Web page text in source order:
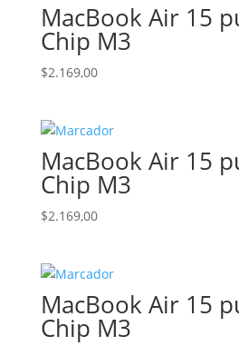
MacBook Air 15
Chip M3
$2.169,00
MacBook Air 15
Chip M3
$2.169,00
MacBook Air 15
Chip M3